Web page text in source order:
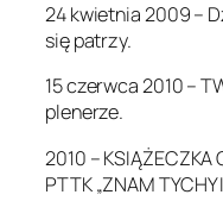
24 kwietnia 2009 –
się patrzy.
15 czerwca 2010 –
plenerze.
2010 – KSIĄŻECZKA
PTTK „ZNAM TYCHY